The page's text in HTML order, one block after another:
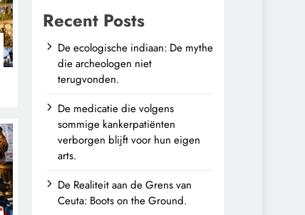
Recent Posts
De ecologische indiaan: De mythe
die archeologen niet
terugvonden.
De medicatie die volgens
sommige kankerpatiënten
verborgen blijft voor hun eigen
arts.
De Realiteit aan de Grens van
Ceuta: Boots on the Ground.